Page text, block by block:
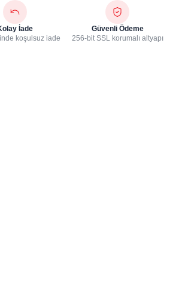
İade
koşulsuz iade
Güvenli Ödeme
256-bit SSL korumalı altyapı